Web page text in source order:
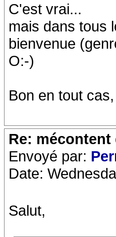
C'est vrai...
mais dans tous
bienvenue
O:-)
Bon en tout
Re: mécontent
Envoyé par:
Date:
Salut,